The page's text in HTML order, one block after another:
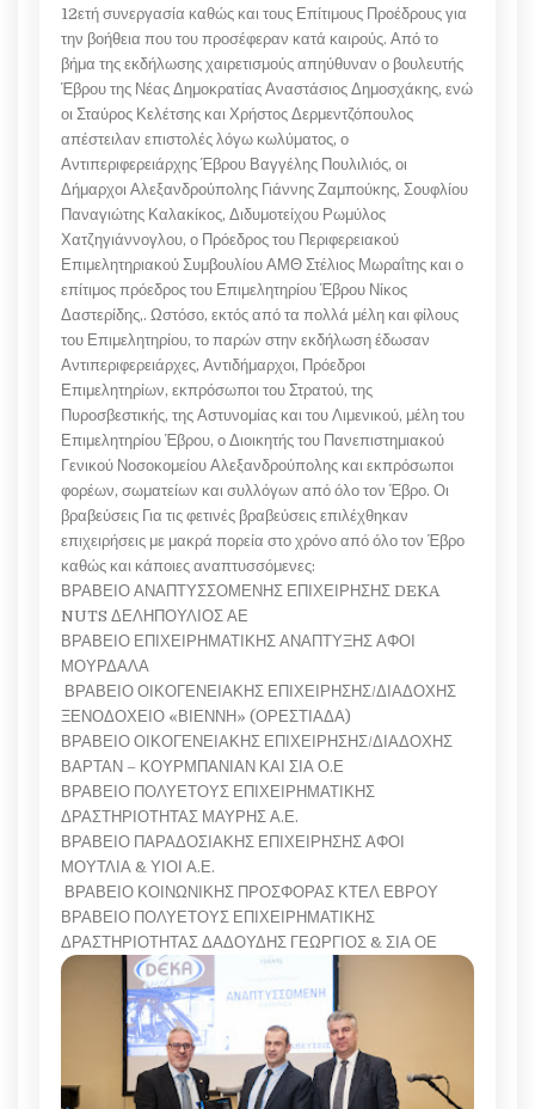
12ετή συνεργασία καθώς και τους Επίτιμους Προέδρους για
την βοήθεια που του προσέφεραν κατά καιρούς. Από το
βήμα της εκδήλωσης χαιρετισμούς απηύθυναν ο βουλευτής
Έβρου της Νέας Δημοκρατίας Αναστάσιος Δημοσχάκης, ενώ
οι Σταύρος Κελέτσης και Χρήστος Δερμεντζόπουλος
απέστειλαν επιστολές λόγω κωλύματος, ο
Αντιπεριφερειάρχης Έβρου Βαγγέλης Πουλιλιός, οι
Δήμαρχοι Αλεξανδρούπολης Γιάννης Ζαμπούκης, Σουφλίου
Παναγιώτης Καλακίκος, Διδυμοτείχου Ρωμύλος
Χατζηγιάννογλου, ο Πρόεδρος του Περιφερειακού
Επιμελητηριακού Συμβουλίου ΑΜΘ Στέλιος Μωραΐτης και ο
επίτιμος πρόεδρος του Επιμελητηρίου Έβρου Νίκος
Δαστερίδης,. Ωστόσο, εκτός από τα πολλά μέλη και φίλους
του Επιμελητηρίου, το παρών στην εκδήλωση έδωσαν
Αντιπεριφερειάρχες, Αντιδήμαρχοι, Πρόεδροι
Επιμελητηρίων, εκπρόσωποι του Στρατού, της
Πυροσβεστικής, της Αστυνομίας και του Λιμενικού, μέλη του
Επιμελητηρίου Έβρου, ο Διοικητής του Πανεπιστημιακού
Γενικού Νοσοκομείου Αλεξανδρούπολης και εκπρόσωποι
φορέων, σωματείων και συλλόγων από όλο τον Έβρο. Οι
βραβεύσεις Για τις φετινές βραβεύσεις επιλέχθηκαν
επιχειρήσεις με μακρά πορεία στο χρόνο από όλο τον Έβρο
καθώς και κάποιες αναπτυσσόμενες:
ΒΡΑΒΕΙΟ ΑΝΑΠΤΥΣΣΟΜΕΝΗΣ ΕΠΙΧΕΙΡΗΣΗΣ DEKA
NUTS ΔΕΛΗΠΟΥΛΙΟΣ ΑΕ
ΒΡΑΒΕΙΟ ΕΠΙΧΕΙΡΗΜΑΤΙΚΗΣ ΑΝΑΠΤΥΞΗΣ ΑΦΟΙ
ΜΟΥΡΔΑΛΑ
ΒΡΑΒΕΙΟ ΟΙΚΟΓΕΝΕΙΑΚΗΣ ΕΠΙΧΕΙΡΗΣΗΣ/ΔΙΑΔΟΧΗΣ
ΞΕΝΟΔΟΧΕΙΟ «ΒΙΕΝΝΗ» (ΟΡΕΣΤΙΑΔΑ)
ΒΡΑΒΕΙΟ ΟΙΚΟΓΕΝΕΙΑΚΗΣ ΕΠΙΧΕΙΡΗΣΗΣ/ΔΙΑΔΟΧΗΣ
ΒΑΡΤΑΝ – ΚΟΥΡΜΠΑΝΙΑΝ ΚΑΙ ΣΙΑ Ο.Ε
ΒΡΑΒΕΙΟ ΠΟΛΥΕΤΟΥΣ ΕΠΙΧΕΙΡΗΜΑΤΙΚΗΣ
ΔΡΑΣΤΗΡΙΟΤΗΤΑΣ ΜΑΥΡΗΣ Α.Ε.
ΒΡΑΒΕΙΟ ΠΑΡΑΔΟΣΙΑΚΗΣ ΕΠΙΧΕΙΡΗΣΗΣ ΑΦΟΙ
ΜΟΥΤΛΙΑ & ΥΙΟΙ Α.Ε.
ΒΡΑΒΕΙΟ ΚΟΙΝΩΝΙΚΗΣ ΠΡΟΣΦΟΡΑΣ ΚΤΕΛ ΕΒΡΟΥ
ΒΡΑΒΕΙΟ ΠΟΛΥΕΤΟΥΣ ΕΠΙΧΕΙΡΗΜΑΤΙΚΗΣ
ΔΡΑΣΤΗΡΙΟΤΗΤΑΣ ΔΑΔΟΥΔΗΣ ΓΕΩΡΓΙΟΣ & ΣΙΑ ΟΕ